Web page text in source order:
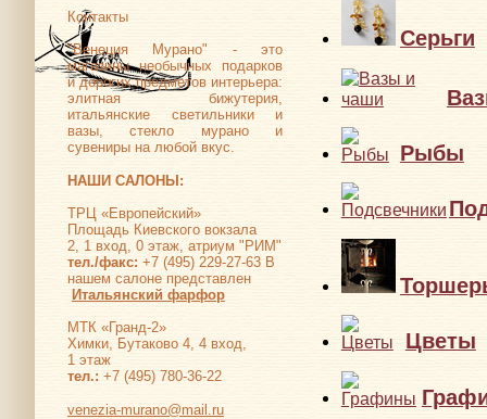
Контакты
"Венеция Мурано" - это
магазины необычных подарков
и дорогих предметов интерьера:
элитная бижутерия,
итальянские светильники и
вазы, стекло мурано и
сувениры на любой вкус.
НАШИ САЛОНЫ:
ТРЦ «Европейский»
Площадь Киевского вокзала
2, 1 вход, 0 этаж, атриум "РИМ"
тел./факс: +7 (495) 229-27-63 В
нашем салоне представлен
Итальянский фарфор
МТК «Гранд-2»
Химки, Бутаково 4, 4 вход,
1 этаж
тел.: +7 (495) 780-36-22
venezia-murano@mail.ru
Серьги
Рыбы
Цветы